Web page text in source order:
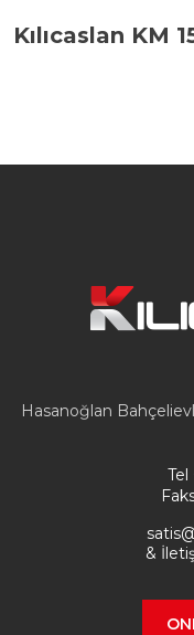
Kılıcaslan KM
Hasanoğlan
Tel
&